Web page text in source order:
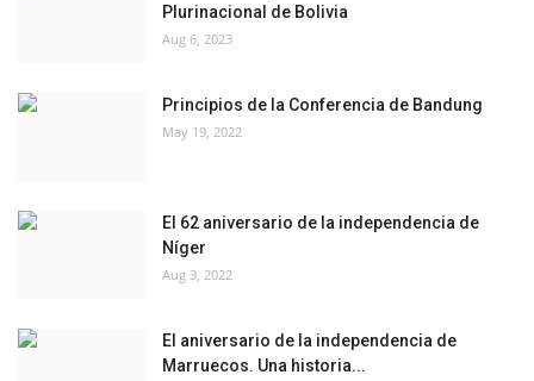
Plurinacional de Bolivia
Aug 6, 2023
Principios de la Conferencia de Bandung
May 19, 2022
El 62 aniversario de la independencia de
Níger
Aug 3, 2022
El aniversario de la independencia de
Marruecos. Una historia...